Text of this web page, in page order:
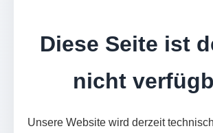
Diese Seite ist
nicht
Unsere Website wird derzeit